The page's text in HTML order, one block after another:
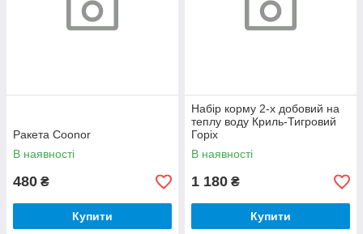
Ракета Coonor
В наявності
480 ₴
Купити
Набір корму 2-х добовий на
теплу воду Криль-Тигровий
Горіх
В наявності
1 180 ₴
Купити